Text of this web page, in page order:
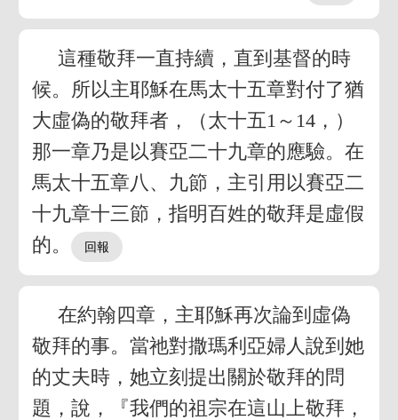
這種敬拜一直持續，直到基督的時
候。所以主耶穌在馬太十五章對付了猶
大虛偽的敬拜者，（太十五1～14，）
那一章乃是以賽亞二十九章的應驗。在
馬太十五章八、九節，主引用以賽亞二
十九章十三節，指明百姓的敬拜是虛假
的。
在約翰四章，主耶穌再次論到虛偽
敬拜的事。當祂對撒瑪利亞婦人說到她
的丈夫時，她立刻提出關於敬拜的問
題，說，『我們的祖宗在這山上敬拜，